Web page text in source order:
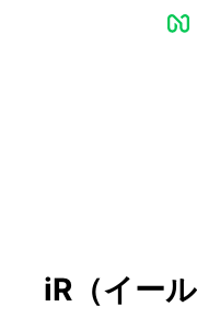
iR（イー